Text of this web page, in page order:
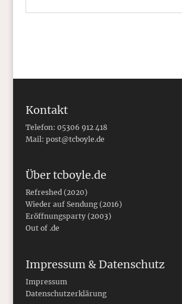
Kontakt
Telefon: 05306 912 418
Mail: post@tcboyle.de
Über tcboyle.de
Refreshed (2020)
Wieder auf Sendung (2016)
Eröffnungsparty (2003)
Out of .de
Impressum & Datenschutz
Impressum
Datenschutzerklärung